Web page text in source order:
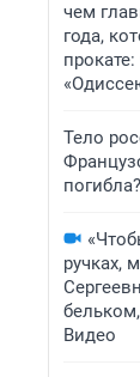
чем
года,
Тело
погибла?
ручках,
Видео